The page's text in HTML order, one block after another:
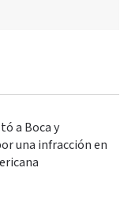
a Boca y
una infracción en